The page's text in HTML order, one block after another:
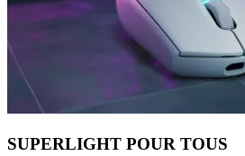
SUPERLIGHT POUR TOUS